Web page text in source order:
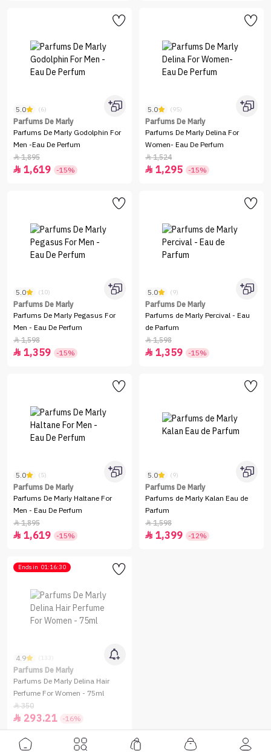
5.0 (6)
Parfums De Marly
Parfums De Marly Godolphin For
Men -Eau De Perfum
1,895
 1,619 -15%
5.0 (95)
Parfums De Marly
Parfums De Marly Delina For
Women- Eau De Perfum
1,524
 1,295 -15%
5.0 (10)
Parfums De Marly
Parfums De Marly Pegasus For
Men - Eau De Perfum
1,598
 1,359 -15%
5.0 (9)
Parfums De Marly
Parfums de Marly Percival - Eau
de Parfum
1,598
 1,359 -15%
5.0 (5)
Parfums De Marly
Parfums De Marly Haltane For
Men - Eau De Perfum
1,895
 1,619 -15%
5.0 (9)
Parfums De Marly
Parfums de Marly Kalan Eau de
Parfum
1,598
 1,399 -12%
Ends in 01:16:30
4.9 (133)
Parfums De Marly
Parfums De Marly Delina Hair
Perfume For Women - 75ml
350
 293.21 -16%